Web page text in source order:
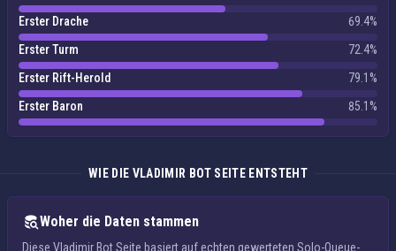
Erster Drache
69.4%
Erster Turm
72.4%
Erster Rift-Herold
79.1%
Erster Baron
85.1%
WIE DIE VLADIMIR BOT SEITE ENTSTEHT
Woher die Daten stammen
Diese Vladimir Bot Seite basiert auf echten gewerteten Solo-Queue-